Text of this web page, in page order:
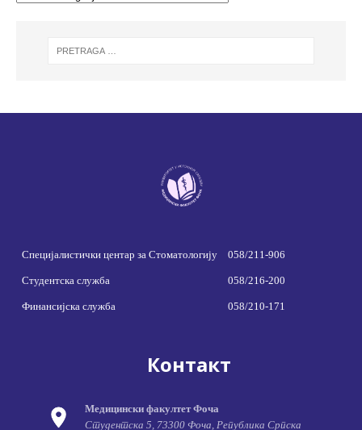
Специјалистички центар за Стоматологију 058/211-906
Студентска служба 058/216-200
Финансијска служба 058/210-171
Контакт
Медицински факултет Фоча
Студентска 5, 73300 Фоча, Република Српска